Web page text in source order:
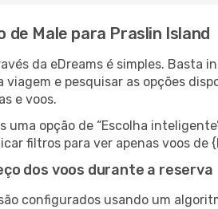
de Male para Praslin Island
da eDreams é simples. Basta
viagem e pesquisar as opções
e voos.
uma opção de “Escolha
filtros para ver apenas voos
dos voos durante a reserva
configurados usando um